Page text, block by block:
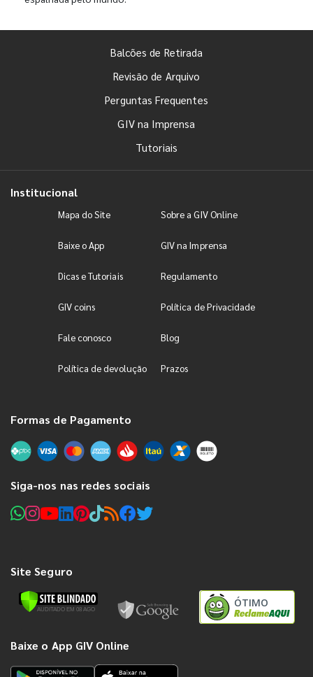
Balcões de Retirada
Revisão de Arquivo
Perguntas Frequentes
GIV na Imprensa
Tutoriais
Institucional
Mapa do Site Sobre a GIV Online
Baixe o App GIV na Imprensa
Dicas e Tutoriais Regulamento
GIV coins Política de Privacidade
Fale conosco Blog
Política de devolução Prazos
Formas de Pagamento
Siga-nos nas redes sociais
Site Seguro
ÓTIMO
Baixe o App GIV Online